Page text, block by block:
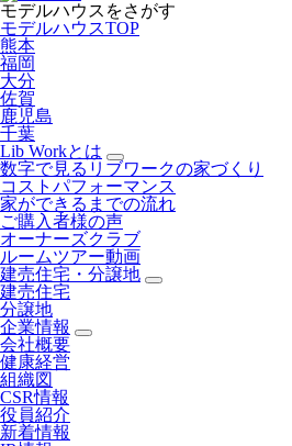
モデルハウスをさがす
モデルハウスTOP
熊本
福岡
大分
佐賀
鹿児島
千葉
Lib Workとは
数字で見るリブワークの家づくり
コストパフォーマンス
家ができるまでの流れ
ご購入者様の声
オーナーズクラブ
ルームツアー動画
建売住宅・分譲地
建売住宅
分譲地
企業情報
会社概要
健康経営
組織図
CSR情報
役員紹介
新着情報